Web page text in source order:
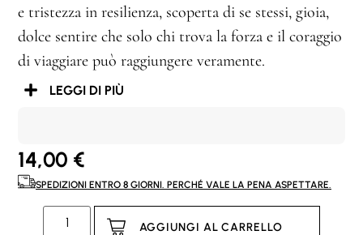
e tristezza in resilienza, scoperta di se stessi, gioia,
dolce sentire che solo chi trova la forza e il coraggio
di viaggiare può raggiungere veramente.
LEGGI DI PIÙ
14,00 €
SPEDIZIONI ENTRO 8 GIORNI. PERCHÉ VALE LA PENA ASPETTARE.
AGGIUNGI AL CARRELLO